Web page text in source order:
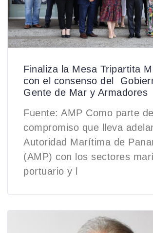
Finaliza la Mesa Tripartita
con el consenso del
Gente de Mar y Armadores
Fuente: AMP Como parte del
compromiso que lleva
Autoridad Marítima de
(AMP) con los sectores
portuario y l